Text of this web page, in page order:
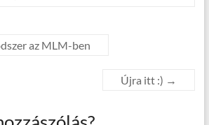
az MLM-ben
Újra itt :) →